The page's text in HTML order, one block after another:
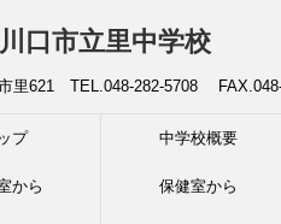
口市立里中学校
里621 TEL.048-282-5708
プ 中学校概要
から 保健室から